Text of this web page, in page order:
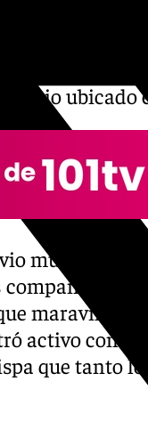
que contaba
Manuel
Antony,
inicio ubicado
vio muy
compañeros.
maravilló a
activo con
que tanto